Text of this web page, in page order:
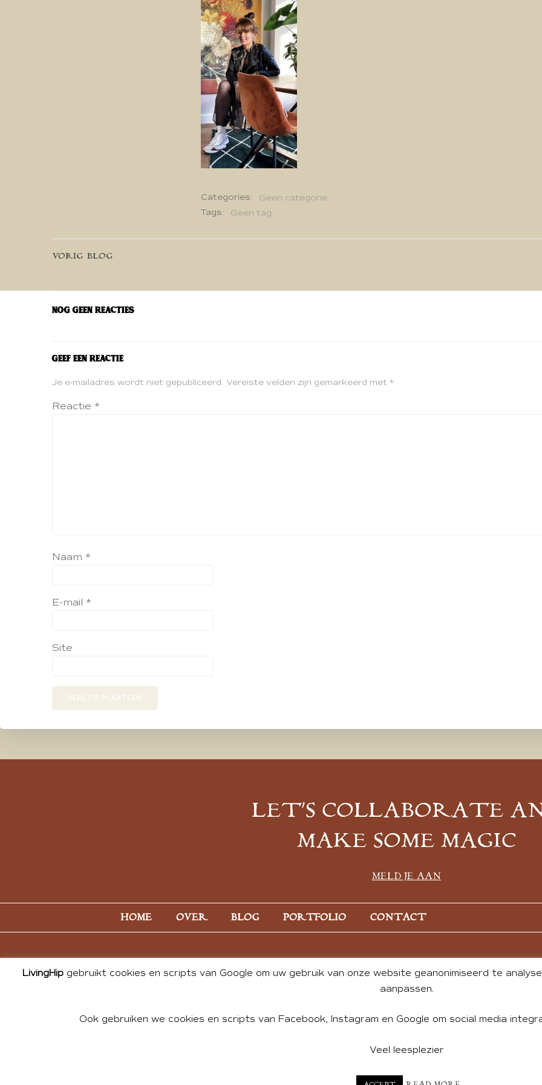
Categories:
Geen categorie
Tags:
Geen tag
Bericht
navigatie
VORIG BLOG
Nog geen reacties
Geef een reactie
Je e-mailadres wordt niet gepubliceerd. Vereiste velden zijn gemarkeerd met *
Reactie *
Naam *
E-mail *
Site
LET’S COLLABORATE
MAKE SOME MAGIC
MELD JE AAN
HOME OVER BLOG PORTFOLIO CONTACT
© 2026 ALL PHOTOS & CONTENT BY ANDREA DE GROOT. WEBSITE DESIGN BY
LivingHip gebruikt cookies en scripts van Google om uw gebruik van onze website geanonimiseerd te
aanpassen.
Ook gebruiken we cookies en scripts van Facebook, Instagram en Google om social media
Veel leesplezier